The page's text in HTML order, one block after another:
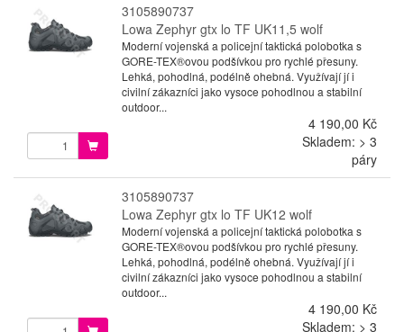
3105890737
Lowa Zephyr gtx lo TF UK11,5 wolf
Moderní vojenská a policejní taktická polobotka s
GORE-TEX®ovou podšívkou pro rychlé přesuny.
Lehká, pohodlná, podélně ohebná. Využívají jí i
civilní zákazníci jako vysoce pohodlnou a stabilní
outdoor...
4 190,00 Kč
Skladem: > 3
páry
3105890737
Lowa Zephyr gtx lo TF UK12 wolf
Moderní vojenská a policejní taktická polobotka s
GORE-TEX®ovou podšívkou pro rychlé přesuny.
Lehká, pohodlná, podélně ohebná. Využívají jí i
civilní zákazníci jako vysoce pohodlnou a stabilní
outdoor...
4 190,00 Kč
Skladem: > 3